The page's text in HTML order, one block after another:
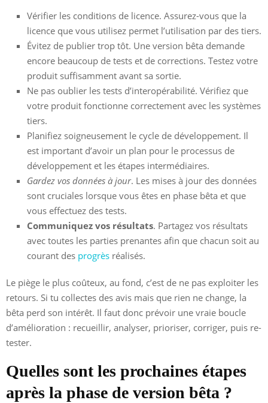
Vérifier les conditions de licence. Assurez-vous que la
licence que vous utilisez permet l’utilisation par des tiers.
Évitez de publier trop tôt. Une version bêta demande
encore beaucoup de tests et de corrections. Testez votre
produit suffisamment avant sa sortie.
Ne pas oublier les tests d’interopérabilité. Vérifiez que
votre produit fonctionne correctement avec les systèmes
tiers.
Planifiez soigneusement le cycle de développement. Il
est important d’avoir un plan pour le processus de
développement et les étapes intermédiaires.
Gardez vos données à jour. Les mises à jour des données
sont cruciales lorsque vous êtes en phase bêta et que
vous effectuez des tests.
Communiquez vos résultats. Partagez vos résultats
avec toutes les parties prenantes afin que chacun soit au
courant des progrès réalisés.
Le piège le plus coûteux, au fond, c’est de ne pas exploiter les
retours. Si tu collectes des avis mais que rien ne change, la
bêta perd son intérêt. Il faut donc prévoir une vraie boucle
d’amélioration : recueillir, analyser, prioriser, corriger, puis re-
tester.
Quelles sont les prochaines étapes
après la phase de version bêta ?